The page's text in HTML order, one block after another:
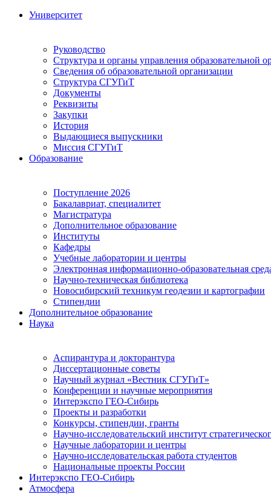
Университет
Руководство
Структура и органы управления образовательной
Сведения об образовательной организации
Структура СГУГиТ
Документы
Реквизиты
Закупки
История
Выдающиеся выпускники
Миссия СГУГиТ
Образование
Поступление 2026
Бакалавриат, специалитет
Магистратура
Дополнительное образование
Институты
Кафедры
Учебные лаборатории и центры
Электронная информационно-образовательная
Научно-техническая библиотека
Новосибирский техникум геодезии и картографии
Стипендии
Дополнительное образование
Наука
Аспирантура и докторантура
Диссертационные советы
Научный журнал «Вестник СГУГиТ»
Конференции и научные мероприятия
Интерэкспо ГЕО-Сибирь
Проекты и разработки
Конкурсы, стипендии, гранты
Научно-исследовательский институт
Научные лаборатории и центры
Научно-исследовательская работа студентов
Национальные проекты России
Интерэкспо ГЕО-Сибирь
Атмосфера